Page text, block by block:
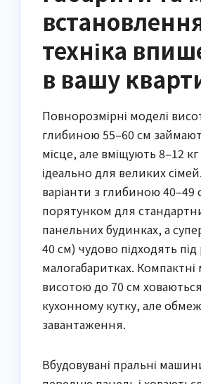
техніка
в вашу
Повнорозмірні моделі
глибиною 55–60 см
місце, але вміщують 8–12
ідеально для великих
варіанти з глибиною 40–49
порятунком для
панельних будинках, а
40 см) чудово підходять
малогабаритках. Компактні
висотою до 70 см
кухонному кутку, але
завантаження.
Вбудовувані пральні